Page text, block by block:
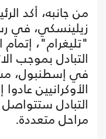
من جانبه، أكد
زيلينسكي، في
"تليغرام"،
التبادل بموجب
في إسطنبول،
الأوكرانيين
التبادل
مراحل متعددة.